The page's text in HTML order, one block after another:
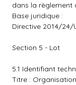
dans la règlement
Base juridique :
Directive 2014/24/
Section 5 - Lot
5.1 Identifiant
Titre :